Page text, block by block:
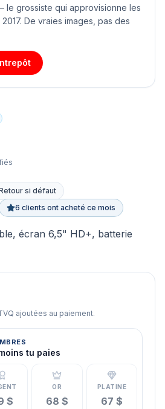
le grossiste qui approvisionne les
De vraies images, pas des
si défaut
6 clients ont acheté ce mois
écran 6,5" HD+, batterie
ajoutées au paiement.
tu paies
$
OR
68 $
PLATINE
67 $